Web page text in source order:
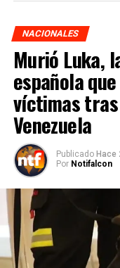
NACIONALES
Murió Luka,
española
víctimas
Venezuela
Publicado Hace
Por Notifalcon